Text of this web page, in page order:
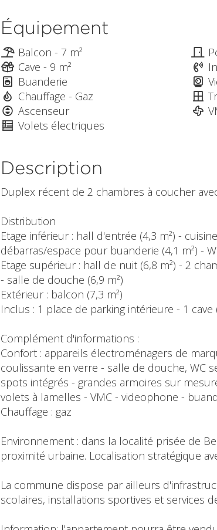
Équipement
Balcon - 7 m²
Cave - 9 m²
Buanderie
Chauffage - Gaz
Ascenseur
Volets électriques
Description
Duplex récent de 2 chambres à coucher
Distribution
Etage inférieur : hall d'entrée (4,3 m²) -
débarras/espace pour buanderie (4,1 m²) -
Etage supérieur : hall de nuit (6,8 m²) - 2
- salle de douche (6,9 m²)
Extérieur : balcon (7,3 m²)
Inclus : 1 place de parking intérieure - 1 cave
Complément d'informations :
Confort : appareils électroménagers de
coulissante en verre - salle de douche, WC
spots intégrés - grandes armoires sur
volets à lamelles - VMC - videophone -
Chauffage : gaz
Environnement : dans la localité prisée de
proximité urbaine. Localisation stratégique
La commune dispose par ailleurs
scolaires, installations sportives et services